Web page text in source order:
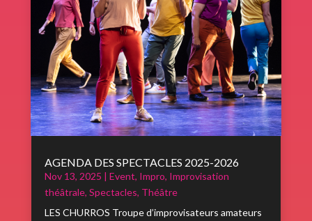
AGENDA DES SPECTACLES 2025-2026
Nov 13, 2025 | Event, Impro, Improvisation
théâtrale, Spectacles, Théâtre
LES CHURROS Troupe d’improvisateurs amateurs